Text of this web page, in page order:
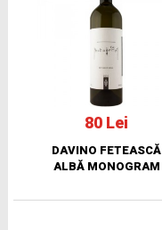
80 Lei
DAVINO FETEASCĂ
ALBĂ MONOGRAM